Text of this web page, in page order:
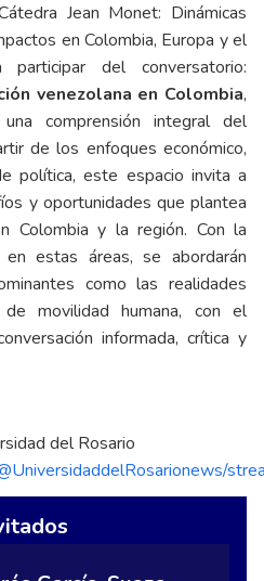
Jean Monet: Dinámicas
en Colombia, Europa y el
del conversatorio:
venezolana en Colombia,
comprensión integral del
de los enfoques económico,
política, este espacio invita a
y oportunidades que plantea
Colombia y la región. Con la
estas áreas, se abordarán
como las realidades
movilidad humana, con el
informada, crítica y
del Rosario